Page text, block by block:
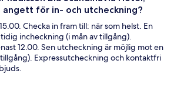
angett för in- och utcheckning?
Checka in fram till: när som helst. En
incheckning (i mån av tillgång).
12.00. Sen utcheckning är möjlig mot en
Expressutcheckning och kontaktfri